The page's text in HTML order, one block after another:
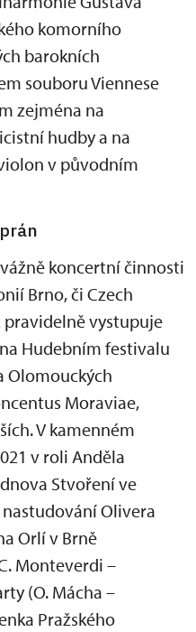
komorního
barokních
souboru Viennese
zejména na
hudby a na
v původním
koncertní činnosti
Brno, či Czech
pravidelně vystupuje
Hudebním festivalu
Olomouckých
Moraviae,
V kamenném
v roli Anděla
Stvoření ve
Olivera
Orlí v Brně
Monteverdi –
(O. Mácha –
Pražského